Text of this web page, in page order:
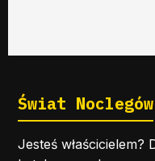
Świat Noclegów
Jesteś właścicielem?